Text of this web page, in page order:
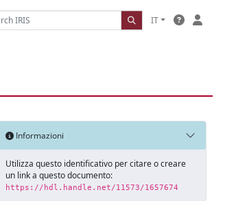
IT
Informazioni
Utilizza questo identificativo per citare o creare
un link a questo documento:
https://hdl.handle.net/11573/1657674